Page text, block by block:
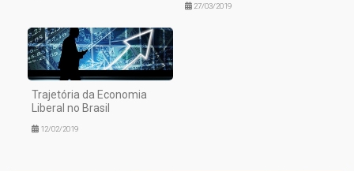
27/03/2019
Trajetória da Economia
Liberal no Brasil
12/02/2019